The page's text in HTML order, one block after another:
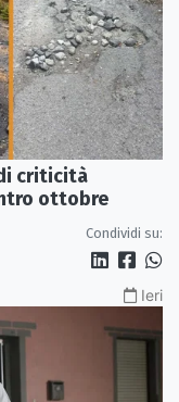
criticità
ottobre
Condividi su:
Ieri